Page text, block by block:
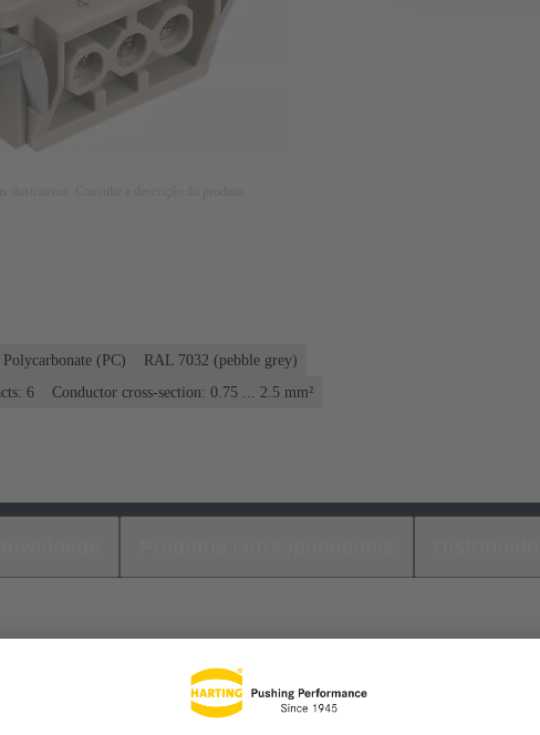
Polycarbonate (PC)
RAL 7032 (pebble grey)
6
Conductor cross-section: 0.75 ... 2.5 mm²